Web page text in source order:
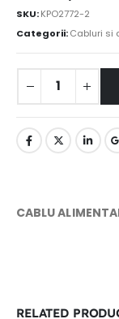
SKU:KPO2772-2
Categorii:Cabluri si
CABLU
RELATED